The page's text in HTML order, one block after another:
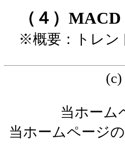
（４）MACD
※概要：トレン
(c)
当ホーム
当ホームページ